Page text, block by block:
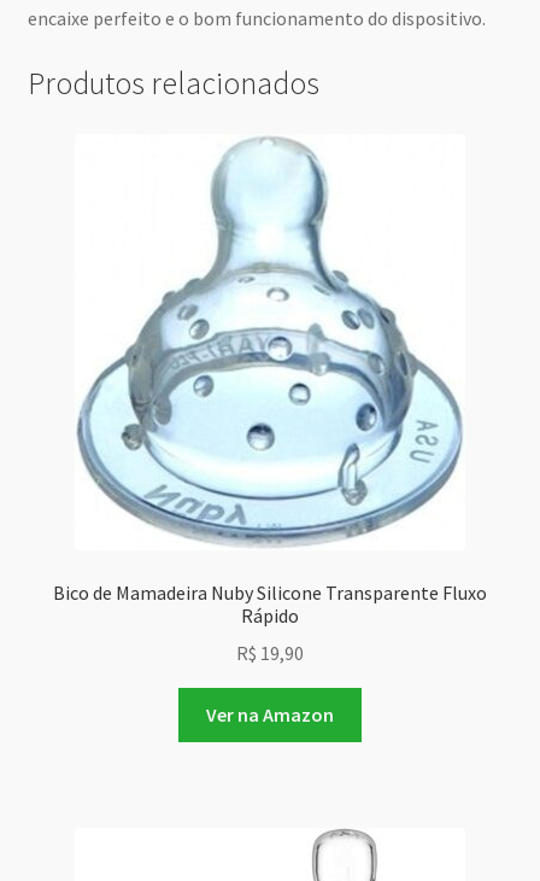
encaixe perfeito e o bom funcionamento do dispositivo.
Produtos relacionados
Bico de Mamadeira Nuby Silicone Transparente Fluxo
Rápido
R$ 19,90
Ver na Amazon